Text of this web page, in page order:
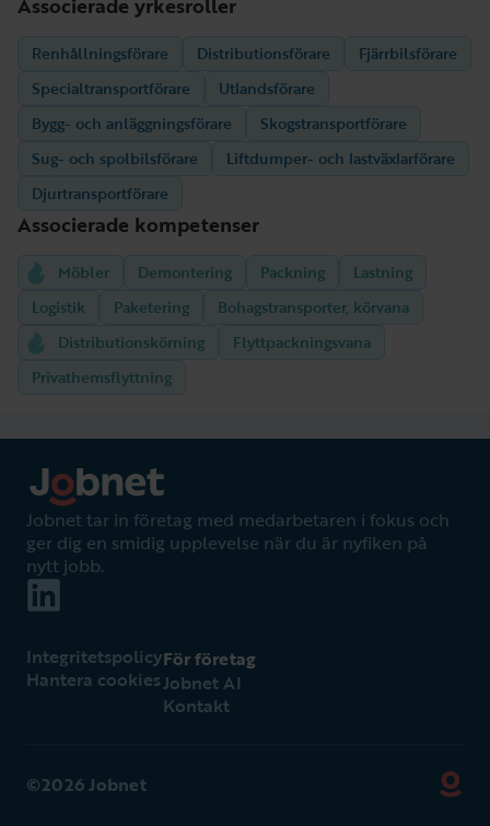
Renhållningsförare Distributionsförare
Fjärrbilsförare
Specialtransportförare
Utlandsförare
Bygg- och anläggningsförare
Skogstransportförare
Sug- och spolbilsförare
Liftdumper- och lastväxlarförare
Djurtransportförare
Associerade kompetenser
Möbler Demontering Packning
Lastning
Logistik
Paketering
Bohagstransporter, körvana
Distributionskörning
Flyttpackningsvana
Privathemsflyttning
Jobnet tar in företag med medarbetaren i fokus och
ger dig en smidig upplevelse när du är nyfiken på
nytt jobb.
Integritetspolicy
Hantera cookies
För företag
Jobnet AI
Kontakt
©2026 Jobnet